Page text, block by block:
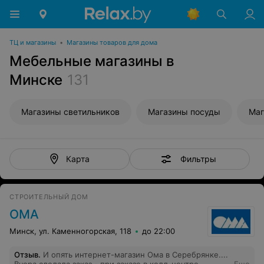
ТЦ и магазины • Магазины товаров для дома
Мебельные магазины в
Минске 131
Магазины светильников Магазины посуды
Карта Фильтры
СТРОИТЕЛЬНЫЙ ДОМ
ОМА
Минск, ул. Каменногорская, 118 до 22:00
Отзыв. И опять интернет-магазин Ома в Серебрянке....